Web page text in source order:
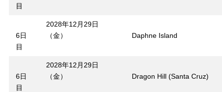
目
6日
目
2028年12月29日
（金）
Daphne Island
6日
目
2028年12月29日
（金）
Dragon Hill (Santa Cruz)